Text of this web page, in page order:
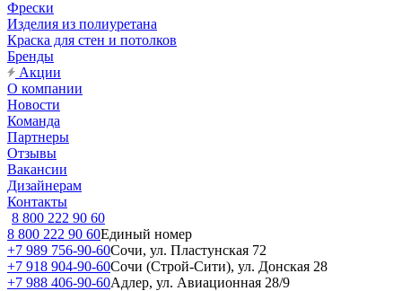
Фрески
Изделия из полиуретана
Краска для стен и потолков
Бренды
Акции
О компании
Новости
Команда
Партнеры
Отзывы
Вакансии
Дизайнерам
Контакты
8 800 222 90 60
8 800 222 90 60Единый номер
+7 989 756-90-60Сочи, ул. Пластунская 72
+7 918 904-90-60Сочи (Строй-Сити), ул. Донская 28
+7 988 406-90-60Адлер, ул. Авиационная 28/9